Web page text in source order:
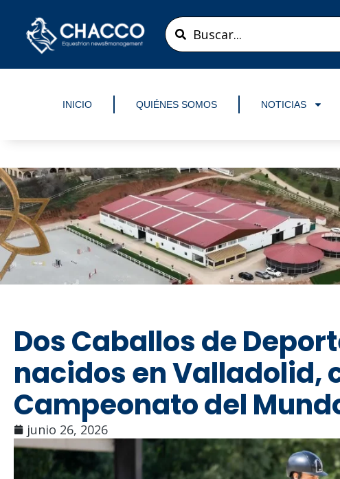
contenido
Search
...
INICIO QUIÉNES SOMOS NOTICIAS
Dos Caballos de
nacidos en Valladolid,
Campeonato del
junio 26, 2026